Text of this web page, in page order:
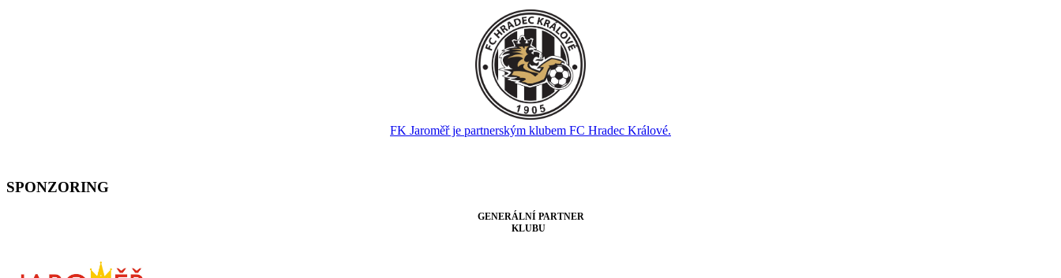
FK Jaroměř je partnerským klubem FC Hradec Králové.
SPONZORING
GENERÁLNÍ PARTNER
KLUBU